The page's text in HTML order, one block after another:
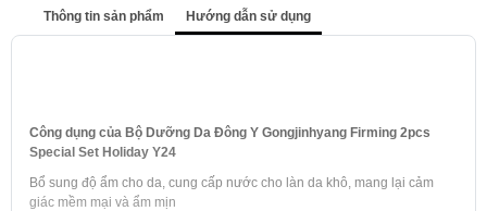
Thông tin sản phẩm Hướng dẫn sử dụng
Công dụng của Bộ Dưỡng Da Đông Y Gongjinhyang Firming 2pcs
Special Set Holiday Y24
Bổ sung độ ẩm cho da, cung cấp nước cho làn da khô, mang lại cảm
giác mềm mại và ẩm mịn